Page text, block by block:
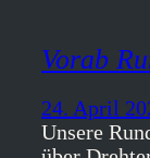
Vorab
24. April
Unsere